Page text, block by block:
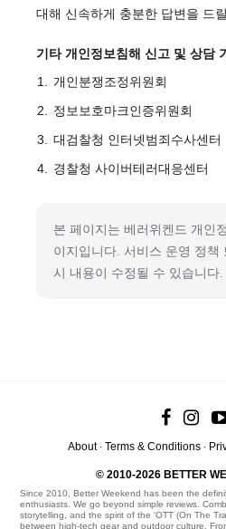
대해 신속하게 충분한 답변을 드
기타 개인정보침해 신고 및 상담
개인분쟁조정위원회
정보보호마크인증위원회
대검찰청 인터넷범죄수사센터
경찰청 사이버테러대응센터
본 페이지는 베러위켄드 개인
이지입니다. 서비스 운영 정책
시 내용이 수정될 수 있습니다.
About· Terms & Conditions ·
© 2010-2026 BETTER
Since 2010, Better Weekend has been the
enthusiasts. We go beyond simple reviews.
storytelling, and the spirit of the ‘OTT (On The
between high-tech gear and outdoor culture.